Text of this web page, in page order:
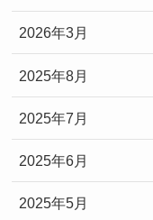
2026年3月
2025年8月
2025年7月
2025年6月
2025年5月